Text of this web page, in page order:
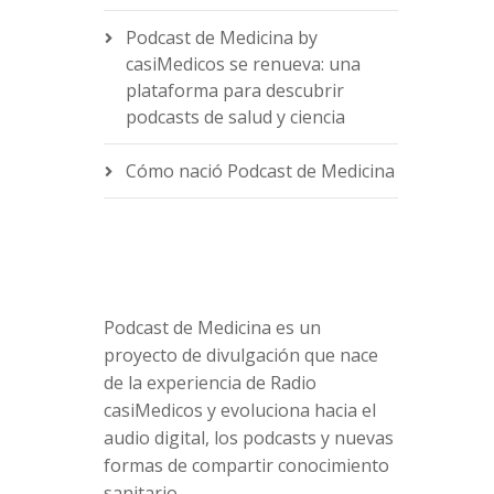
Podcast de Medicina by
casiMedicos se renueva: una
plataforma para descubrir
podcasts de salud y ciencia
Cómo nació Podcast de Medicina
Podcast de Medicina es un
proyecto de divulgación que nace
de la experiencia de Radio
casiMedicos y evoluciona hacia el
audio digital, los podcasts y nuevas
formas de compartir conocimiento